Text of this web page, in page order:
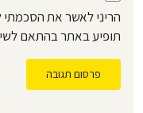
הריני לאשר את הסכמתי
תופיע באתר בהתאם
פרסום תגובה